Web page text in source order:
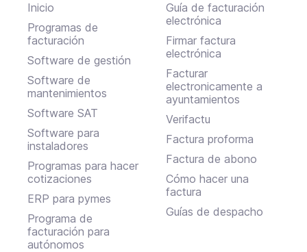
Inicio
Programas de
facturación
Software de gestión
Software de
mantenimientos
Software SAT
Software para
instaladores
Programas para hacer
cotizaciones
ERP para pymes
Programa de
facturación para
autónomos
Guía de facturación
electrónica
Firmar factura
electrónica
Facturar
electronicamente a
ayuntamientos
Verifactu
Factura proforma
Factura de abono
Cómo hacer una
factura
Guías de despacho